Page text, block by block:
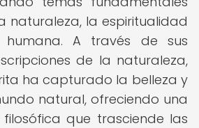
naturaleza, la espiritualidad
A través de sus
de la naturaleza,
ha capturado la belleza y
natural, ofreciendo una
que trasciende las